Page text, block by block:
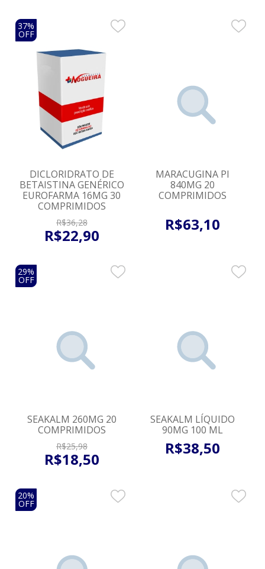
37%
OFF
DICLORIDRATO DE
BETAISTINA GENÉRICO
EUROFARMA 16MG 30
COMPRIMIDOS
R$36,28
R$22,90
MARACUGINA PI
840MG 20
COMPRIMIDOS
R$63,10
29%
OFF
SEAKALM 260MG 20
COMPRIMIDOS
R$25,98
R$18,50
SEAKALM LÍQUIDO
90MG 100 ML
R$38,50
20%
OFF